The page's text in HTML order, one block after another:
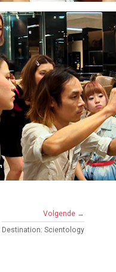
Volgende →
Destination: Scientology